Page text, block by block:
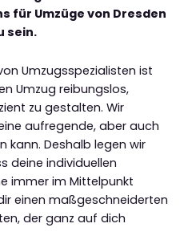
für Umzüge von Dresden
sein.
Umzugsspezialisten ist
Umzug reibungslos,
zu gestalten. Wir
aufregende, aber auch
kann. Deshalb legen wir
deine individuellen
immer im Mittelpunkt
einen maßgeschneiderten
der ganz auf dich